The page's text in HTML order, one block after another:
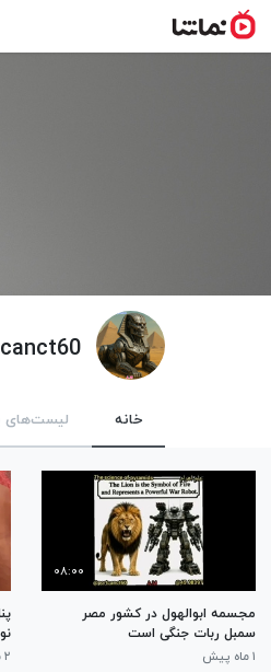
خانه
۰۸:۰۰
مجسمه ابوالهول در کشور مصر
سمبل ربات جنگی است
۱ ماه پیش ۲ ماه پیش